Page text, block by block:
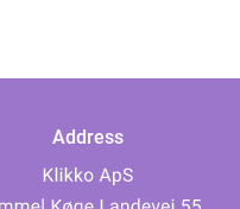
Address